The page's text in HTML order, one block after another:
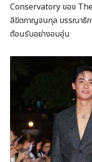
Conservatory ของ
ลิขิตกาญจนกุล บรรณาธิก
ต้อนรับอย่างอบอุ่น